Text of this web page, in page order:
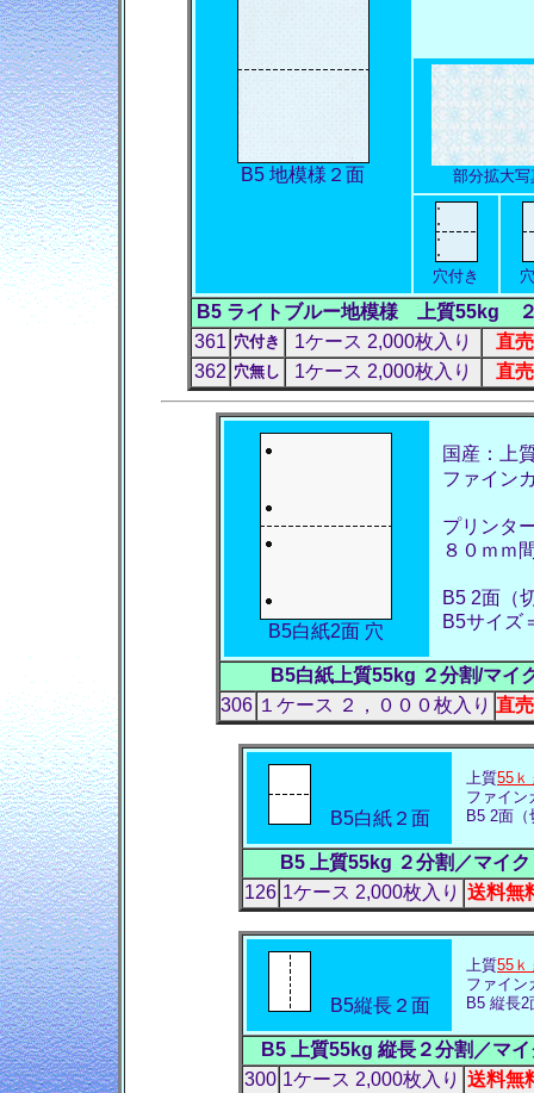
B5 地模様２面 部分拡大写
穴付き
B5 ライトブルー地模様 上質55kg
361 穴付き 1ケース 2,000枚入り
直
362 穴無し 1ケース 2,000枚入り 直
B5白紙2面 穴
国産：上
ファイン
プリンタ
８０ｍｍ
B5 2面（
B5サイズ
B5白紙上質55kg ２分割/マ
306 １ケース ２，０００枚入り 直
B5白紙２面
上質55ｋ
ファイ
B5 2面
B5 上質55kg ２分割／マイ
126 1ケース 2,000枚入り 送料無
B5縦長２面
上質55ｋ
ファイ
B5 縦長
B5 上質55kg 縦長２分割／マ
300 1ケース 2,000枚入り 送料無